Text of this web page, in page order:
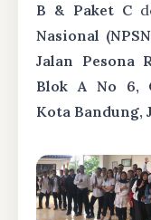
B & Paket C
Nasional
Jalan Pesona
Blok A No 6,
Kota Bandung,